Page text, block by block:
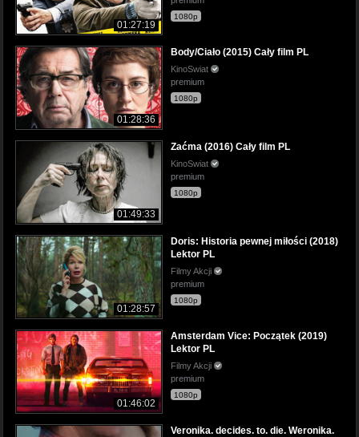
01:27:19
1080p
01:28:36
Body/Ciało (2015) Cały film PL
KinoSwiat
premium
1080p
01:49:33
Zaćma (2016) Cały film PL
KinoSwiat
premium
1080p
01:28:57
Doris: Historia pewnej miłości (2018)
Lektor PL
Filmy Akcji
premium
1080p
01:46:02
Amsterdam Vice: Początek (2019)
Lektor PL
Filmy Akcji
premium
1080p
Veronika. decides. to. die. Weronika.